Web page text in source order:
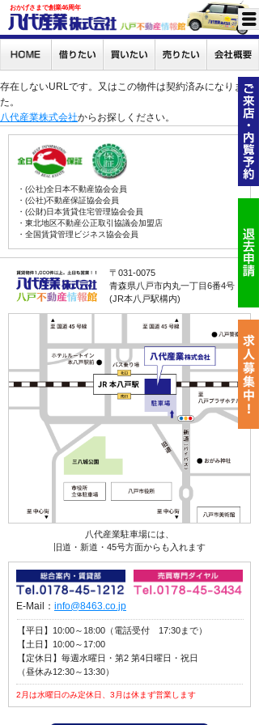
おかげさまで創業46周年
存在しないURLです。又はこの物件は契約済みになりまし
た。
八代産業株式会社からお探しください。
・(公社)全日本不動産協会会員
・(公社)不動産保証協会会員
・(公財)日本賃貸住宅管理協会会員
・東北地区不動産公正取引協議会加盟店
・全国賃貸管理ビジネス協会会員
〒031-0075
青森県八戸市内丸一丁目6番4号
(JR本八戸駅構内)
八代産業駐車場には、
旧道・新道・45号方面からも入れます
E-Mail： info@8463.co.jp
【平日】10:00～18:00（電話受付 17:30まで）
【土日】10:00～17:00
【定休日】毎週水曜日・第2 第4日曜日・祝日
（昼休み12:30～13:30）
2月は水曜日のみ定休日、3月は休まず営業します